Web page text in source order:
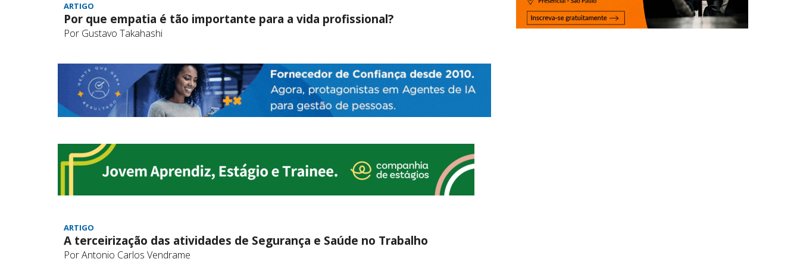
ARTIGO
Por que empatia é tão importante para a vida profissional?
Por Gustavo Takahashi
ARTIGO
A terceirização das atividades de Segurança e Saúde no Trabalho
Por Antonio Carlos Vendrame